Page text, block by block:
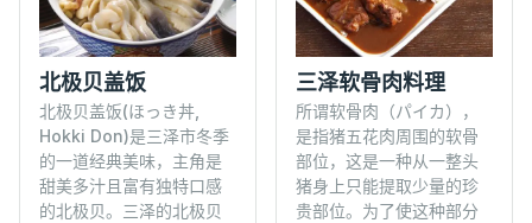
北极贝盖饭
北极贝盖饭(ほっき丼,
Hokki Don)是三泽市冬季
的一道经典美味，主角是
甜美多汁且富有独特口感
的北极贝。三泽的北极贝
三泽软骨肉料理
所谓软骨肉（パイカ），
是指猪五花肉周围的软骨
部位，这是一种从一整头
猪身上只能提取少量的珍
贵部位。为了使这种部分